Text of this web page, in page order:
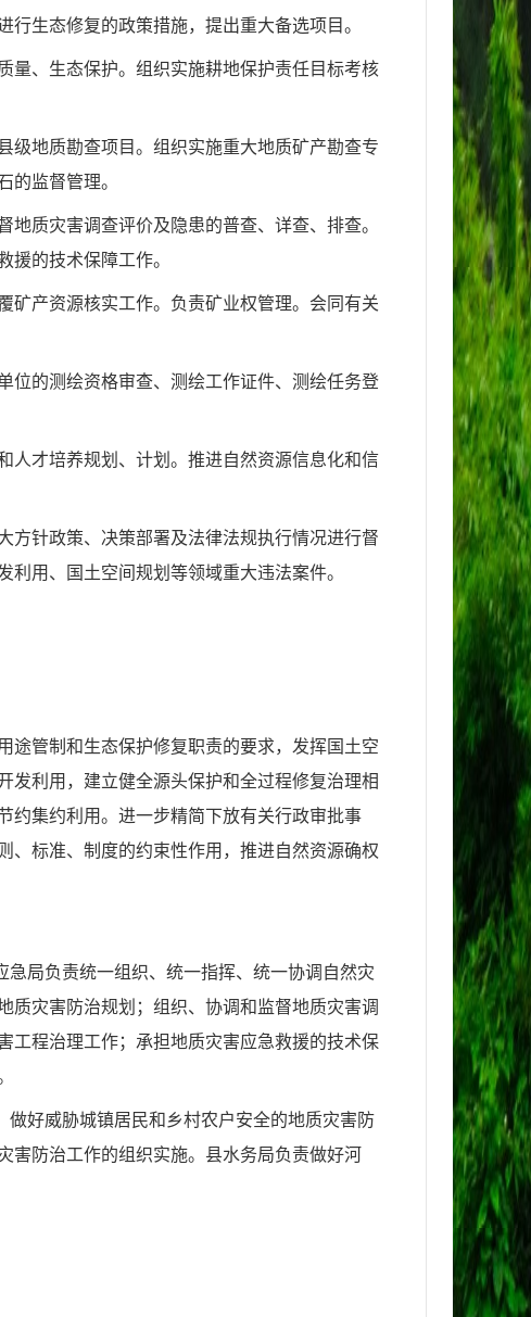
生态修复的政策措施，提出重大备选项目。
量、生态保护。组织实施耕地保护责任目标考核
级地质勘查项目。组织实施重大地质矿产勘查专
的监督管理。
质灾害调查评价及隐患的普查、详查、排查。
的技术保障工作。
矿产资源核实工作。负责矿业权管理。会同有关
位的测绘资格审查、测绘工作证件、测绘任务登
人才培养规划、计划。推进自然资源信息化和信
方针政策、决策部署及法律法规执行情况进行督
利用、国土空间规划等领域重大违法案件。
途管制和生态保护修复职责的要求，发挥国土空
发利用，建立健全源头保护和全过程修复治理相
约集约利用。进一步精简下放有关行政审批事
、标准、制度的约束性作用，推进自然资源确权
急局负责统一组织、统一指挥、统一协调自然灾
质灾害防治规划；组织、 协调和监督地质灾害调
工程治理工作；承担地质灾害应急救援的技术保
好威胁城镇居民和乡村农户安全的地质灾害防
害防治工作的组织实施。县水务局负责做好河